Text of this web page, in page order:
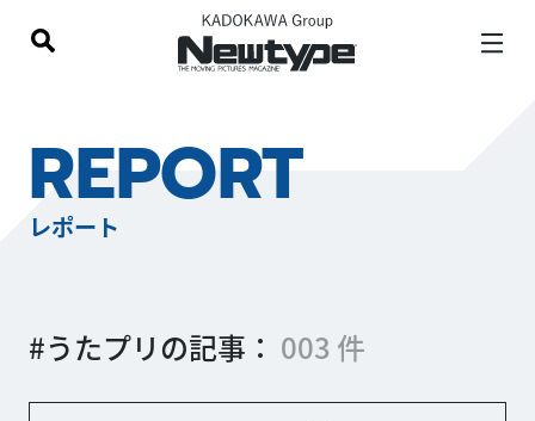
REPORT
レポート
#うたプリの記事： 003 件